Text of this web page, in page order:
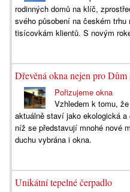
rodinných domů na klíč,
svého působení na českém
tisícovkám klientů. S novým
Dřevěná okna nejen pro Dům
Pořizujeme okna
Vzhledem k tomu,
aktuálně staví jako ekologická
níž se představují mnohé nové
duchu vybrána i okna.
Unikátní tepelné čerpadlo